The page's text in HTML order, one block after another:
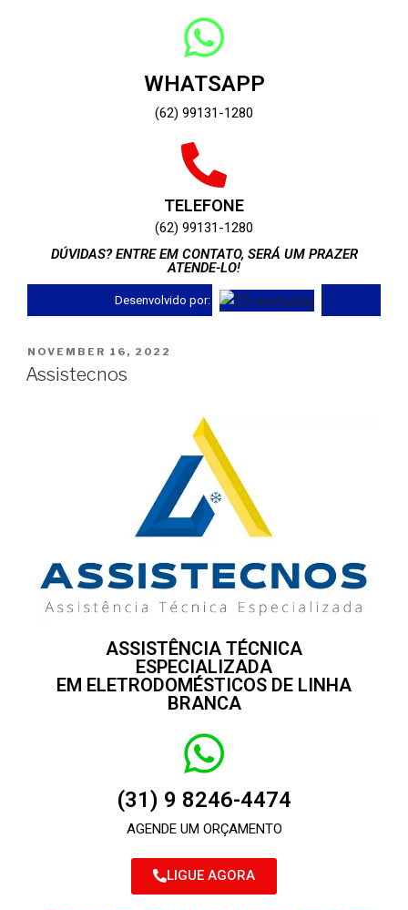
WHATSAPP
(62) 99131-1280
TELEFONE
(62) 99131-1280
DÚVIDAS? ENTRE EM CONTATO, SERÁ UM PRAZER
ATENDE-LO!
Desenvolvido por:
NOVEMBER 16, 2022
Assistecnos
ASSISTÊNCIA TÉCNICA
ESPECIALIZADA
EM ELETRODOMÉSTICOS DE LINHA
BRANCA
(31) 9 8246-4474
AGENDE UM ORÇAMENTO
LIGUE AGORA